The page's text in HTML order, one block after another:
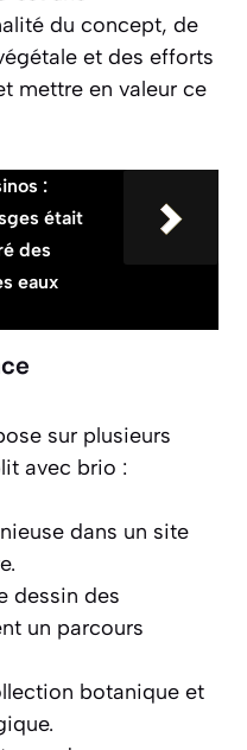
du concept, de
et des efforts
mettre en valeur ce
:
était
des
eaux
sur plusieurs
avec brio :
dans un site
dessin des
un parcours
botanique et